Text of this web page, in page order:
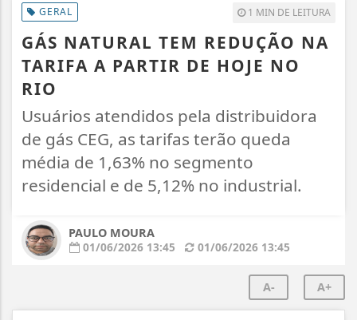
GERAL 1 MIN DE LEITURA
GÁS NATURAL TEM REDUÇÃO NA
TARIFA A PARTIR DE HOJE NO
RIO
Usuários atendidos pela distribuidora
de gás CEG, as tarifas terão queda
média de 1,63% no segmento
residencial e de 5,12% no industrial.
PAULO MOURA
01/06/2026 13:45
01/06/2026 13:45
A- A+